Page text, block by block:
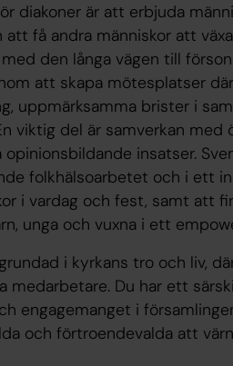
diakoner är att erbjuda
att få andra människor att
den långa vägen till
att skapa mötesplatser
uppmärksamma brister i
viktig del är samverkan med
insatser.
folkhälsoarbetet och i ett
i vardag och fest, samt att
unga och vuxna i ett
i kyrkans tro och liv,
medarbetare. Du har ett
engagemanget i
och förtroendevalda att